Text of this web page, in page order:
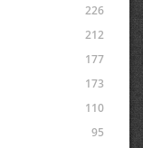
226
212
177
173
110
95